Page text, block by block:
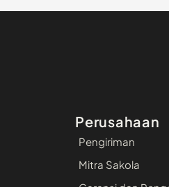
Perusahaan
Pengiriman
Mitra Sakola